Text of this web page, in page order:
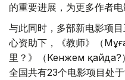
的重要进展，为更多作者
与此同时，多部新电影项
心资助下，《教师》（
里？》（Кенжем қайда?
全国共有23个电影项目处